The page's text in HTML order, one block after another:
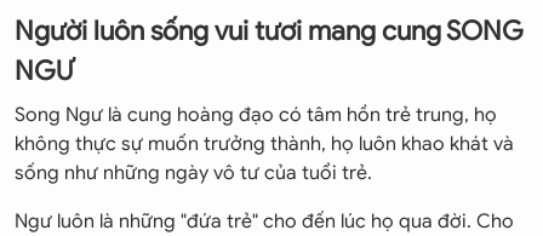
Người luôn sống vui tươi mang cung SONG
NGƯ
Song Ngư là cung hoàng đạo có tâm hồn trẻ trung, họ
không thực sự muốn trưởng thành, họ luôn khao khát và
sống như những ngày vô tư của tuổi trẻ.
Ngư luôn là những "đứa trẻ" cho đến lúc họ qua đời. Cho